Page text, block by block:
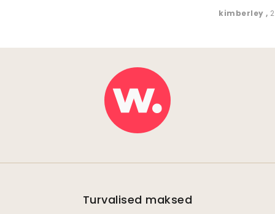
kimberley,
Turvalised maksed